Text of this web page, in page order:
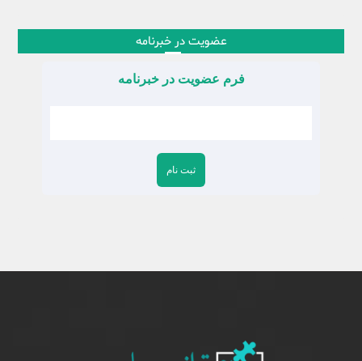
عضویت در خبرنامه
فرم عضویت در خبرنامه